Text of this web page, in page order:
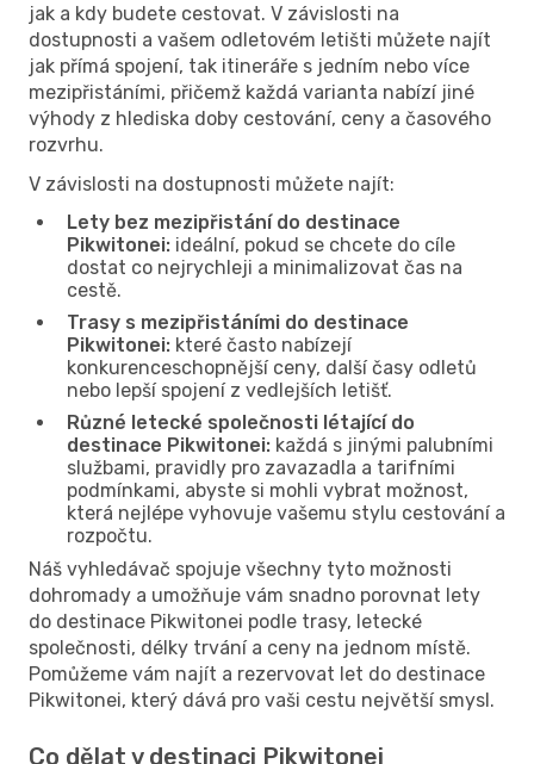
jak a kdy budete cestovat. V závislosti na
dostupnosti a vašem odletovém letišti můžete najít
jak přímá spojení, tak itineráře s jedním nebo více
mezipřistáními, přičemž každá varianta nabízí jiné
výhody z hlediska doby cestování, ceny a časového
rozvrhu.
V závislosti na dostupnosti můžete najít:
Lety bez mezipřistání do destinace
Pikwitonei: ideální, pokud se chcete do cíle
dostat co nejrychleji a minimalizovat čas na
cestě.
Trasy s mezipřistáními do destinace
Pikwitonei: které často nabízejí
konkurenceschopnější ceny, další časy odletů
nebo lepší spojení z vedlejších letišť.
Různé letecké společnosti létající do
destinace Pikwitonei: každá s jinými palubními
službami, pravidly pro zavazadla a tarifními
podmínkami, abyste si mohli vybrat možnost,
která nejlépe vyhovuje vašemu stylu cestování a
rozpočtu.
Náš vyhledávač spojuje všechny tyto možnosti
dohromady a umožňuje vám snadno porovnat lety
do destinace Pikwitonei podle trasy, letecké
společnosti, délky trvání a ceny na jednom místě.
Pomůžeme vám najít a rezervovat let do destinace
Pikwitonei, který dává pro vaši cestu největší smysl.
Co dělat v destinaci Pikwitonei